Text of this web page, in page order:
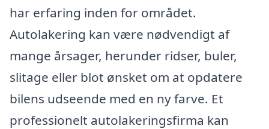
har erfaring inden for området.
Autolakering kan være nødvendigt af
mange årsager, herunder ridser, buler,
slitage eller blot ønsket om at opdatere
bilens udseende med en ny farve. Et
professionelt autolakeringsfirma kan